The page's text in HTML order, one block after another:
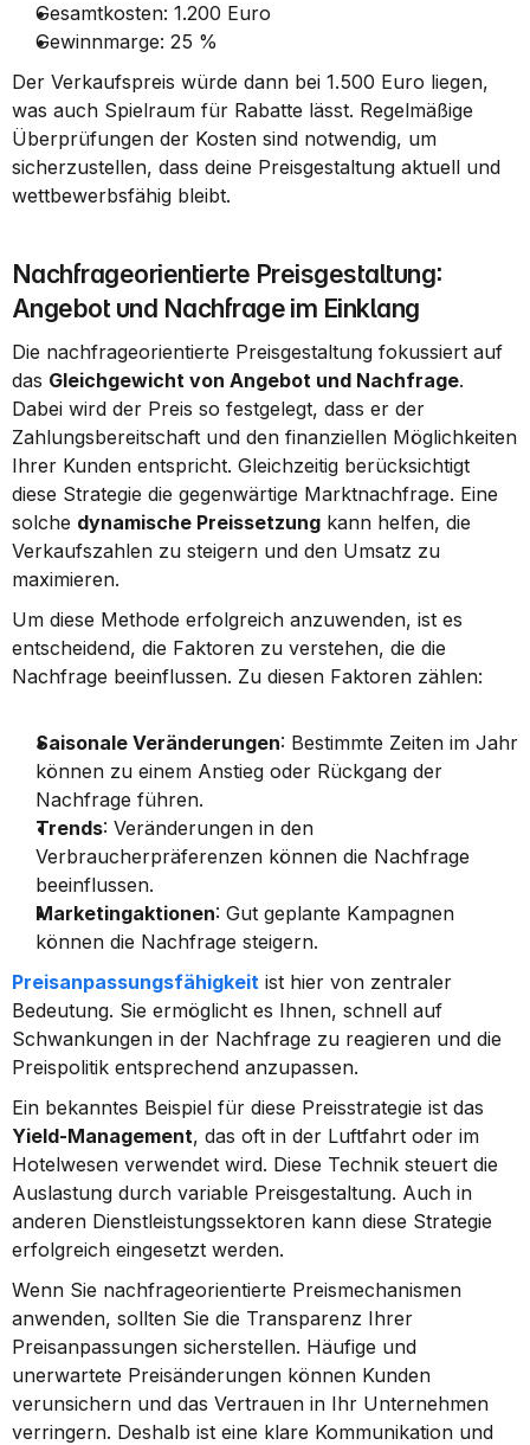
Gesamtkosten: 1.200 Euro
Gewinnmarge: 25 %
Der Verkaufspreis würde dann bei 1.500 Euro liegen,
was auch Spielraum für Rabatte lässt. Regelmäßige
Überprüfungen der Kosten sind notwendig, um
sicherzustellen, dass deine Preisgestaltung aktuell und
wettbewerbsfähig bleibt.
Nachfrageorientierte Preisgestaltung:
Angebot und Nachfrage im Einklang
Die nachfrageorientierte Preisgestaltung fokussiert auf
das Gleichgewicht von Angebot und Nachfrage.
Dabei wird der Preis so festgelegt, dass er der
Zahlungsbereitschaft und den finanziellen Möglichkeiten
Ihrer Kunden entspricht. Gleichzeitig berücksichtigt
diese Strategie die gegenwärtige Marktnachfrage. Eine
solche dynamische Preissetzung kann helfen, die
Verkaufszahlen zu steigern und den Umsatz zu
maximieren.
Um diese Methode erfolgreich anzuwenden, ist es
entscheidend, die Faktoren zu verstehen, die die
Nachfrage beeinflussen. Zu diesen Faktoren zählen:
Saisonale Veränderungen: Bestimmte Zeiten im Jahr
können zu einem Anstieg oder Rückgang der
Nachfrage führen.
Trends: Veränderungen in den
Verbraucherpräferenzen können die Nachfrage
beeinflussen.
Marketingaktionen: Gut geplante Kampagnen
können die Nachfrage steigern.
Preisanpassungsfähigkeit ist hier von zentraler
Bedeutung. Sie ermöglicht es Ihnen, schnell auf
Schwankungen in der Nachfrage zu reagieren und die
Preispolitik entsprechend anzupassen.
Yield-Management, das oft in der Luftfahrt oder im
Hotelwesen verwendet wird. Diese Technik steuert die
Auslastung durch variable Preisgestaltung. Auch in
anderen Dienstleistungssektoren kann diese Strategie
erfolgreich eingesetzt werden.
Wenn Sie nachfrageorientierte Preismechanismen
anwenden, sollten Sie die Transparenz Ihrer
Preisanpassungen sicherstellen. Häufige und
unerwartete Preisänderungen können Kunden
verunsichern und das Vertrauen in Ihr Unternehmen
verringern. Deshalb ist eine klare Kommunikation und